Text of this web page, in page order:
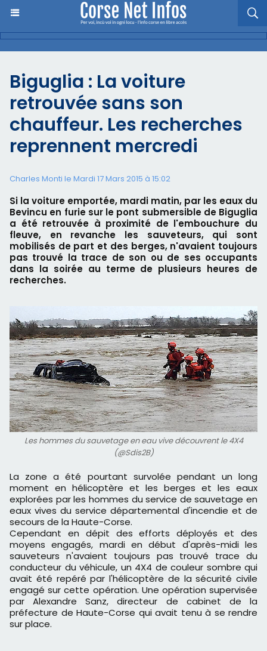
Biguglia : La voiture
retrouvée sans son
chauffeur. Les recherches
reprennent mercredi
Charles Monti le Mardi 17 Mars 2015 à 15:02
Si la voiture emportée, mardi matin, par les eaux du
Bevincu en furie sur le pont submersible de Biguglia
a été retrouvée à proximité de l'embouchure du
fleuve, en revanche les sauveteurs, qui sont
mobilisés de part et des berges, n'avaient toujours
pas trouvé la trace de son ou de ses occupants
dans la soirée au terme de plusieurs heures de
recherches.
Les hommes du sauvetage en eau vive découvrent le 4X4
(@Sdis2B)
La zone a été pourtant survolée pendant un long
moment en hélicoptère et les berges et les eaux
explorées par les hommes du service de sauvetage en
eaux vives du service départemental d'incendie et de
secours de la Haute-Corse.
Cependant en dépit des efforts déployés et des
moyens engagés, mardi en début d'après-midi les
sauveteurs n'avaient toujours pas trouvé trace du
conducteur du véhicule, un 4X4 de couleur sombre qui
avait été repéré par l'hélicoptère de la sécurité civile
engagé sur cette opération. Une opération supervisée
par Alexandre Sanz, directeur de cabinet de la
préfecture de Haute-Corse qui avait tenu à se rendre
sur place.